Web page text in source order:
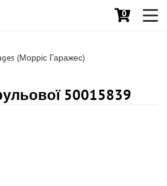
0
(Морріс Гаражес)
50015839